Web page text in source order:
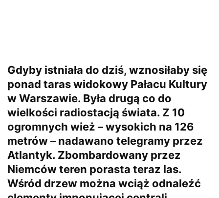
Gdyby istniała do dziś, wznosiłaby się
ponad taras widokowy Pałacu Kultury
w Warszawie. Była drugą co do
wielkości radiostacją świata. Z 10
ogromnych wież – wysokich na 126
metrów – nadawano telegramy przez
Atlantyk. Zbombardowany przez
Niemców teren porasta teraz las.
Wśród drzew można wciąż odnaleźć